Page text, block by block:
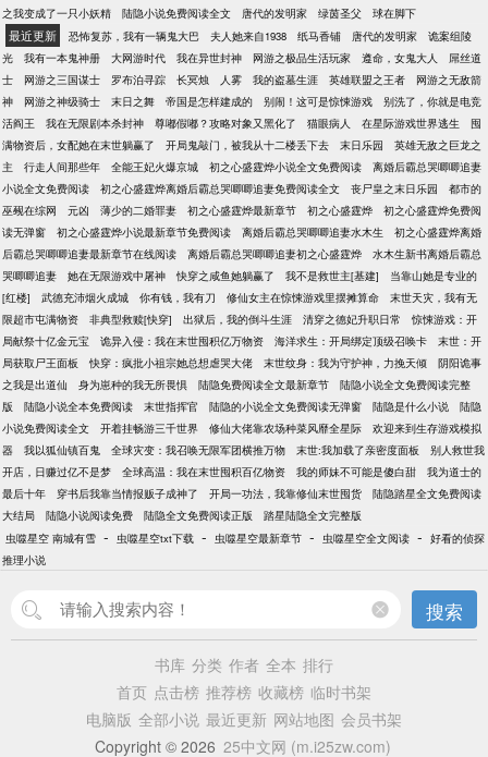
之我变成了一只小妖精
陆隐小说免费阅读全文 唐代的发明家 绿茵圣父 球在脚下
最近更新 恐怖复苏，我有一辆鬼大巴 夫人她来自1938 纸马香铺 唐代的发明家
诡案组陵
光
我有一本鬼神册 大网游时代 我在异世封神 网游之极品生活玩家 遵命，女鬼大人
屌丝道
士
网游之三国谋士 罗布泊寻踪 长冥烛 人雾 我的盗墓生涯 英雄联盟之王者
网游之无敌箭
神
网游之神级骑士 末日之舞 帝国是怎样建成的 别闹！这可是惊悚游戏
别洗了，你就是电竞
活阎王
我在无限剧本杀封神 尊嘟假嘟？攻略对象又黑化了 猫眼病人 在星际游戏世界逃生
囤
满物资后，女配她在末世躺赢了
开局鬼敲门，被我从十二楼丢下去 末日乐园
英雄无敌之巨龙之
主
行走人间那些年 全能王妃火爆京城 初之心盛霆烨小说全文免费阅读
离婚后霸总哭唧唧追妻
小说全文免费阅读
初之心盛霆烨离婚后霸总哭唧唧追妻免费阅读全文 丧尸皇之末日乐园
都市的
巫觋在综网
元凶 薄少的二婚罪妻 初之心盛霆烨最新章节 初之心盛霆烨
初之心盛霆烨免费阅
读无弹窗
初之心盛霆烨小说最新章节免费阅读 离婚后霸总哭唧唧追妻水木生
初之心盛霆烨离婚
后霸总哭唧唧追妻最新章节在线阅读
离婚后霸总哭唧唧追妻初之心盛霆烨
水木生新书离婚后霸总
哭唧唧追妻
她在无限游戏中屠神 快穿之咸鱼她躺赢了 我不是救世主[基建]
当靠山她是专业的
[红楼]
武德充沛烟火成城 你有钱，我有刀 修仙女主在惊悚游戏里摆摊算命
末世天灾，我有无
限超市屯满物资
非典型救赎[快穿] 出狱后，我的倒斗生涯 清穿之德妃升职日常
惊悚游戏：开
局献祭十亿金元宝
诡异入侵：我在末世囤积亿万物资 海洋求生：开局绑定顶级召唤卡
末世：开
局获取尸王面板
快穿：疯批小祖宗她总想虐哭大佬 末世纹身：我为守护神，力挽天倾
阴阳诡事
之我是出道仙
身为崽种的我无所畏惧 陆隐免费阅读全文最新章节
陆隐小说全文免费阅读完整
版
陆隐小说全本免费阅读 末世指挥官 陆隐的小说全文免费阅读无弹窗 陆隐是什么小说
陆隐
小说免费阅读全文
开着挂畅游三千世界 修仙大佬靠农场种菜风靡全星际
欢迎来到生存游戏模拟
器
我以狐仙镇百鬼 全球灾变：我召唤无限军团横推万物 末世:我加载了亲密度面板
别人救世我
开店，日赚过亿不是梦
全球高温：我在末世囤积百亿物资 我的师妹不可能是傻白甜
我为道士的
最后十年
穿书后我靠当情报贩子成神了 开局一功法，我靠修仙末世囤货
陆隐踏星全文免费阅读
大结局
陆隐小说阅读免费 陆隐全文免费阅读正版
踏星陆隐全文完整版
虫噬星空 南城有雪 - 虫噬星空txt下载 - 虫噬星空最新章节 - 虫噬星空全文阅读 - 好看的侦探
推理小说
搜索
书库 分类 作者 全本 排行
首页 点击榜 推荐榜 收藏榜 临时书架
电脑版 全部小说 最近更新 网站地图 会员书架
Copyright © 2026 25中文网 (m.i25zw.com)